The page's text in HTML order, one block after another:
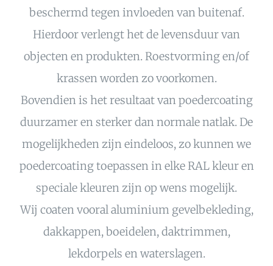
beschermd tegen invloeden van buitenaf.
Hierdoor verlengt het de levensduur van
objecten en produkten. Roestvorming en/of
krassen worden zo voorkomen.
Bovendien is het resultaat van poedercoating
duurzamer en sterker dan normale natlak. De
mogelijkheden zijn eindeloos, zo kunnen we
poedercoating toepassen in elke RAL kleur en
speciale kleuren zijn op wens mogelijk.
Wij coaten vooral aluminium gevelbekleding,
dakkappen, boeidelen, daktrimmen,
lekdorpels en waterslagen.